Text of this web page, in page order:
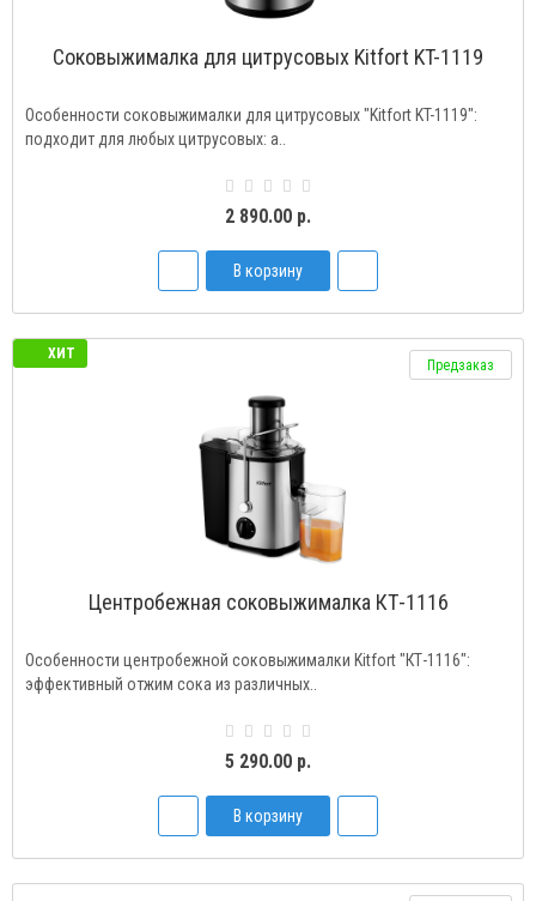
Соковыжималка для цитрусовых Kitfort KT-1119
Особенности соковыжималки для цитрусовых "Kitfort KT-1119":
подходит для любых цитрусовых: а..
2 890.00 р.
В корзину
ХИТ
Предзаказ
Центробежная соковыжималка КТ-1116
Особенности центробежной соковыжималки Kitfort "КТ-1116":
эффективный отжим сока из различных..
5 290.00 р.
В корзину